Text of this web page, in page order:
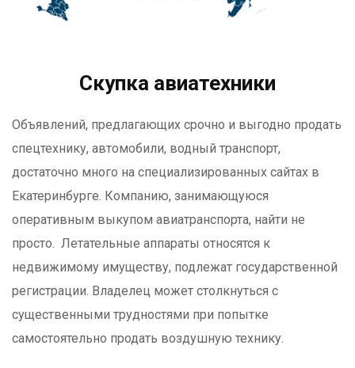
Скупка авиатехники
Объявлений, предлагающих срочно и выгодно продать
спецтехнику, автомобили, водный транспорт,
достаточно много на специализированных сайтах в
Екатеринбурге. Компанию, занимающуюся
оперативным выкупом авиатранспорта, найти не
просто. Летательные аппараты относятся к
недвижимому имуществу, подлежат государственной
регистрации. Владелец может столкнуться с
существенными трудностями при попытке
самостоятельно продать воздушную технику.